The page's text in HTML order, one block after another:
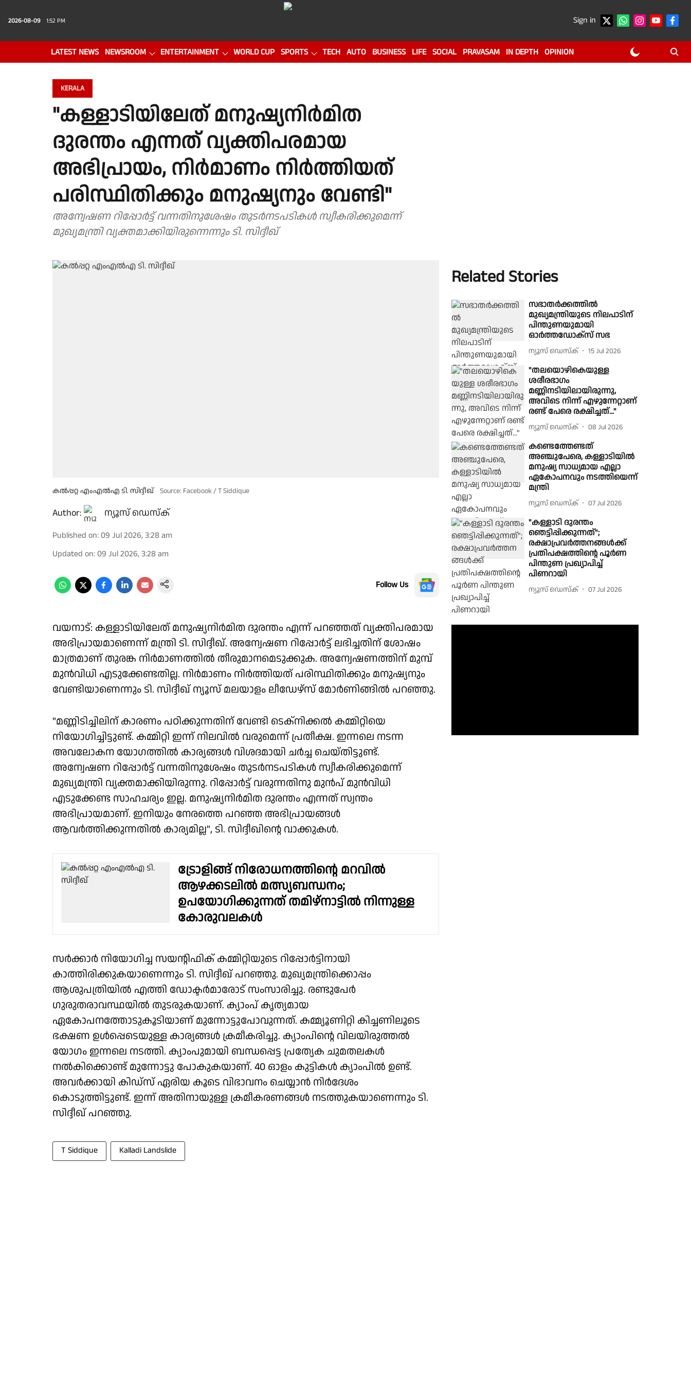
2026-08-09 1:52 PM Sign in
LATEST NEWS NEWSROOM ENTERTAINMENT WORLD CUP SPORTS TECH AUTO BUSINESS LIFE SOCIAL PRAVASAM IN DEPTH OPINION
KERALA
"കള്ളാടിയിലേത് മനുഷ്യനിർമിത
ദുരന്തം എന്നത് വ്യക്തിപരമായ
അഭിപ്രായം, നിർമാണം നിർത്തിയത്
പരിസ്ഥിതിക്കും മനുഷ്യനും വേണ്ടി"
അന്വേഷണ റിപ്പോർട്ട് വന്നതിനുശേഷം തുടർനടപടികൾ സ്വീകരിക്കുമെന്ന്
മുഖ്യമന്ത്രി വ്യക്തമാക്കിയിരുന്നെന്നും ടി. സിദ്ദീഖ്
കല്‍പ്പറ്റ എംഎല്‍എ ടി. സിദ്ദീഖ് Source: Facebook / T Siddique
Author: ന്യൂസ് ഡെസ്ക്
Published on: 09 Jul 2026, 3:28 am
Updated on: 09 Jul 2026, 3:28 am
Follow Us
വയനാട്: കള്ളാടിയിലേത് മനുഷ്യനിർമിത ദുരന്തം എന്ന് പറഞ്ഞത് വ്യക്തിപരമായ
അഭിപ്രായമാണെന്ന് മന്ത്രി ടി. സിദ്ദീഖ്. അന്വേഷണ റിപ്പോർട്ട് ലഭിച്ചതിന് ശോഷം
മാത്രമാണ് തുരങ്ക നിർമാണത്തിൽ തീരുമാനമെടുക്കുക. അന്വേഷണത്തിന് മുമ്പ്
മുൻവിധി എടുക്കേണ്ടതില്ല. നിർമാണം നിർത്തിയത് പരിസ്ഥിതിക്കും മനുഷ്യനും
വേണ്ടിയാണെന്നും ടി. സിദ്ദീഖ് ന്യൂസ് മലയാളം ലീഡേഴ്സ് മോർണിങ്ങിൽ പറഞ്ഞു.
"മണ്ണിടിച്ചിലിന് കാരണം പഠിക്കുന്നതിന് വേണ്ടി ടെക്നിക്കൽ കമ്മിറ്റിയെ
നിയോഗിച്ചിട്ടുണ്ട്. കമ്മിറ്റി ഇന്ന് നിലവിൽ വരുമെന്ന് പ്രതീക്ഷ. ഇന്നലെ നടന്ന
അവലോകന യോഗത്തിൽ കാര്യങ്ങൾ വിശദമായി ചർച്ച ചെയ്തിട്ടുണ്ട്.
അന്വേഷണ റിപ്പോർട്ട് വന്നതിനുശേഷം തുടർനടപടികൾ സ്വീകരിക്കുമെന്ന്
മുഖ്യമന്ത്രി വ്യക്തമാക്കിയിരുന്നു. റിപ്പോർട്ട് വരുന്നതിനു മുൻപ് മുൻവിധി
എടുക്കേണ്ട സാഹചര്യം ഇല്ല. മനുഷ്യനിർമിത ദുരന്തം എന്നത് സ്വന്തം
അഭിപ്രായമാണ്. ഇനിയും നേരത്തെ പറഞ്ഞ അഭിപ്രായങ്ങൾ
ആവർത്തിക്കുന്നതിൽ കാര്യമില്ല", ടി. സിദ്ദീഖിന്റെ വാക്കുകൾ.
ട്രോളിങ്ങ് നിരോധനത്തിൻ്റെ മറവിൽ
ആഴക്കടലിൽ മത്സ്യബന്ധനം;
ഉപയോഗിക്കുന്നത് തമിഴ്നാട്ടിൽ നിന്നുള്ള
കോരുവലകൾ
സർക്കാർ നിയോഗിച്ച സയന്റിഫിക് കമ്മിറ്റിയുടെ റിപ്പോർട്ടിനായി
കാത്തിരിക്കുകയാണെന്നും ടി. സിദ്ദീഖ് പറഞ്ഞു. മുഖ്യമന്ത്രിക്കൊപ്പം
ആശുപത്രിയിൽ എത്തി ഡോക്ടർമാരോട് സംസാരിച്ചു. രണ്ടുപേർ
ഗുരുതരാവസ്ഥയിൽ തുടരുകയാണ്. ക്യാംപ് കൃത്യമായ
ഏകോപനത്തോടുകൂടിയാണ് മുന്നോട്ടുപോവുന്നത്. കമ്മ്യൂണിറ്റി കിച്ചണിലൂടെ
ഭക്ഷണ ഉൾപ്പെടെയുള്ള കാര്യങ്ങൾ ക്രമീകരിച്ചു. ക്യാംപിന്റെ വിലയിരുത്തൽ
യോഗം ഇന്നലെ നടത്തി. ക്യാംപുമായി ബന്ധപ്പെട്ട പ്രത്യേക ചുമതലകൾ
നൽകിക്കൊണ്ട് മുന്നോട്ടു പോകുകയാണ്. 40 ഓളം കുട്ടികൾ ക്യാംപിൽ ഉണ്ട്.
അവർക്കായി കിഡ്സ് ഏരിയ കൂടെ വിഭാവനം ചെയ്യാൻ നിർദേശം
കൊടുത്തിട്ടുണ്ട്. ഇന്ന് അതിനായുള്ള ക്രമീകരണങ്ങൾ നടത്തുകയാണെന്നും ടി.
സിദ്ദീഖ് പറഞ്ഞു.
T Siddique Kalladi Landslide
Related Stories
സഭാതർക്കത്തിൽ
മുഖ്യമന്ത്രിയുടെ നിലപാടിന്
പിന്തുണയുമായി
ഓർത്തഡോക്സ് സഭ
ന്യൂസ് ഡെസ്ക് 15 Jul 2026
"തലയൊഴികെയുള്ള
ശരീരഭാഗം
മണ്ണിനടിയിലായിരുന്നു,
അവിടെ നിന്ന് എഴുന്നേറ്റാണ്
രണ്ട് പേരെ രക്ഷിച്ചത്..."
ന്യൂസ് ഡെസ്ക് 08 Jul 2026
കണ്ടെത്തേണ്ടത്
അഞ്ചുപേരെ, കള്ളാടിയിൽ
മനുഷ്യ സാധ്യമായ എല്ലാ
ഏകോപനവും നടത്തിയെന്ന്
മന്ത്രി
ന്യൂസ് ഡെസ്ക് 07 Jul 2026
"കള്ളാടി ദുരന്തം
ഞെട്ടിപ്പിക്കുന്നത്";
രക്ഷാപ്രവർത്തനങ്ങൾക്ക്
പ്രതിപക്ഷത്തിൻ്റെ പൂർണ
പിന്തുണ പ്രഖ്യാപിച്ച്
പിണറായി
ന്യൂസ് ഡെസ്ക് 07 Jul 2026